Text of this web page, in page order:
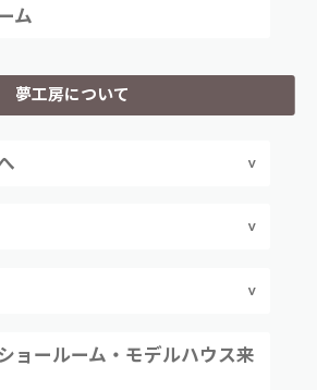
ム
夢工房について
ョールーム・モデルハウス来